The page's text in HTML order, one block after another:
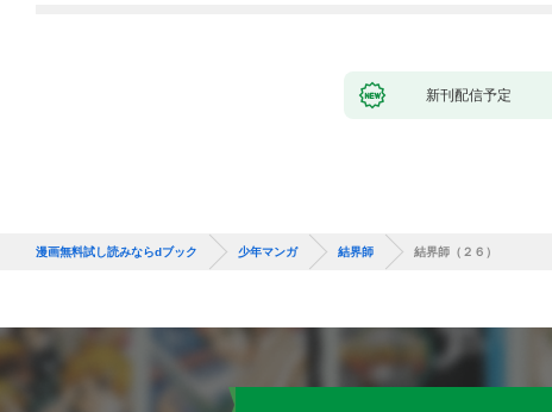
新刊配信予定
漫画無料試し読みならdブック 少年マンガ 結界師 結界師（２６）